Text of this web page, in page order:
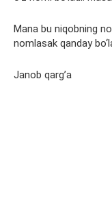
Mana bu niqobning
nomlasak qanday
Janob qarg’a